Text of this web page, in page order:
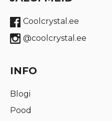
Coolcrystal.ee
@coolcrystal.ee
INFO
Blogi
Pood